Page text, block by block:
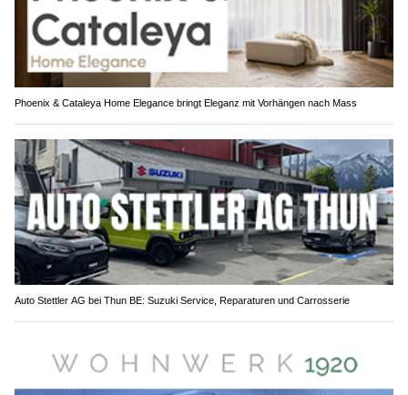
Phoenix & Cataleya Home Elegance bringt Eleganz mit Vorhängen nach Mass
Auto Stettler AG bei Thun BE: Suzuki Service, Reparaturen und Carrosserie